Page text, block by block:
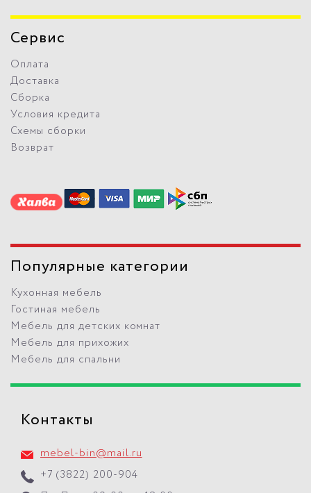
Сервис
Оплата
Доставка
Сборка
Условия кредита
Схемы сборки
Возврат
Популярные категории
Кухонная мебель
Гостиная мебель
Мебель для детских комнат
Мебель для прихожих
Мебель для спальни
Контакты
mebel-bin@mail.ru
+7 (3822) 200-904